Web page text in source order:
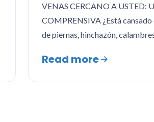
VENAS CERCANO A USTED:
COMPRENSIVA ¿Está
de piernas, hinchazón,
Read more